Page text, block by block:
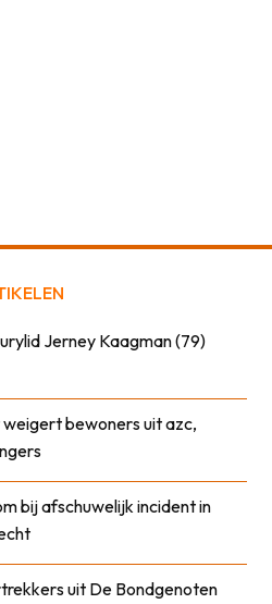
Jerney Kaagman (79)
bewoners uit azc,
bij afschuwelijk incident in
uit De Bondgenoten